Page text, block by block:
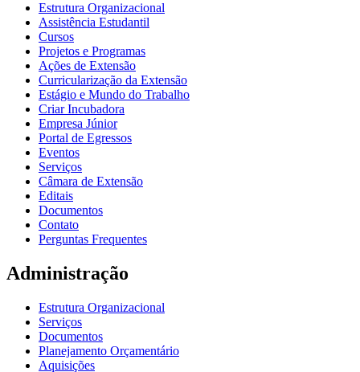
Estrutura Organizacional
Assistência Estudantil
Cursos
Projetos e Programas
Ações de Extensão
Curricularização da Extensão
Estágio e Mundo do Trabalho
Criar Incubadora
Empresa Júnior
Portal de Egressos
Eventos
Serviços
Câmara de Extensão
Editais
Documentos
Contato
Perguntas Frequentes
Administração
Estrutura Organizacional
Serviços
Documentos
Planejamento Orçamentário
Aquisições